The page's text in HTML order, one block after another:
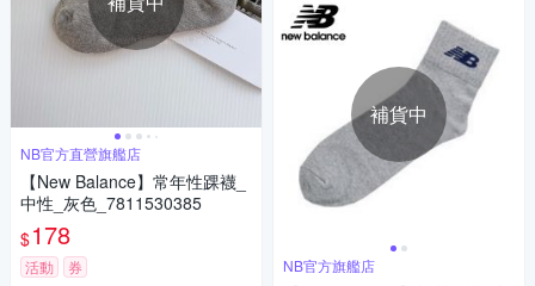
NB官方直營旗艦店
【New Balance】常年性踝襪_
中性_灰色_7811530385
$178
活動 券
補貨中
NB官方旗艦店